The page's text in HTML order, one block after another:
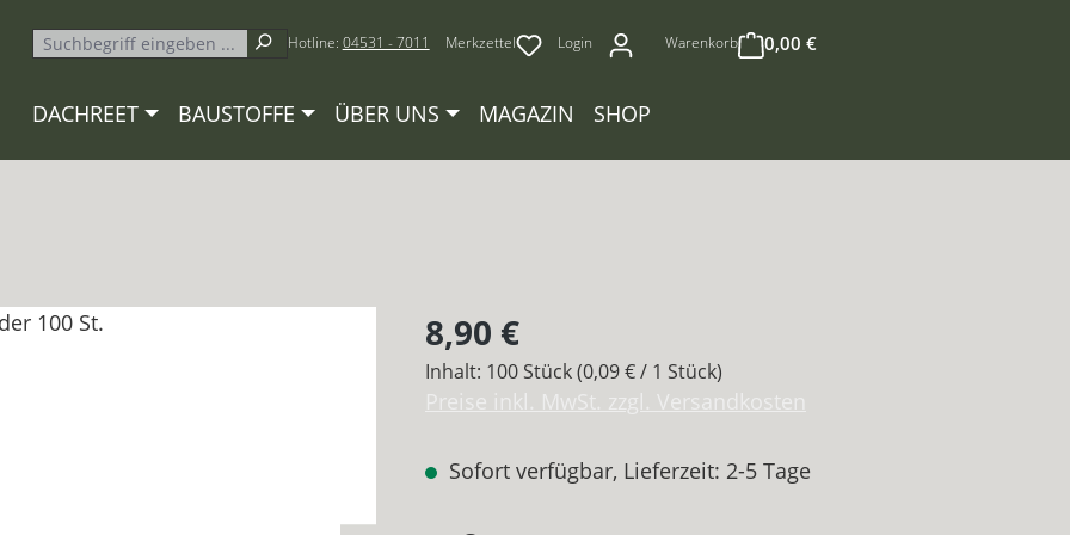
Hotline: 04531 - 7011 Merkzettel Login Warenkorb 0,00 €
DACHREET BAUSTOFFE ÜBER UNS MAGAZIN SHOP
Regulärer Preis:
8,90 €
Inhalt: 100 Stück(0,09 € / 1 Stück)
Preise inkl. MwSt. zzgl. Versandkosten
Sofort verfügbar, Lieferzeit: 2-5 Tage